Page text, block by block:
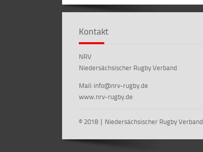
Kontakt
NRV
Niedersächsischer Rugby Verband
Mail: info@nrv-rugby.de
www.nrv-rugby.de
© 2018 ∣ Niedersächsischer Rugby Verband